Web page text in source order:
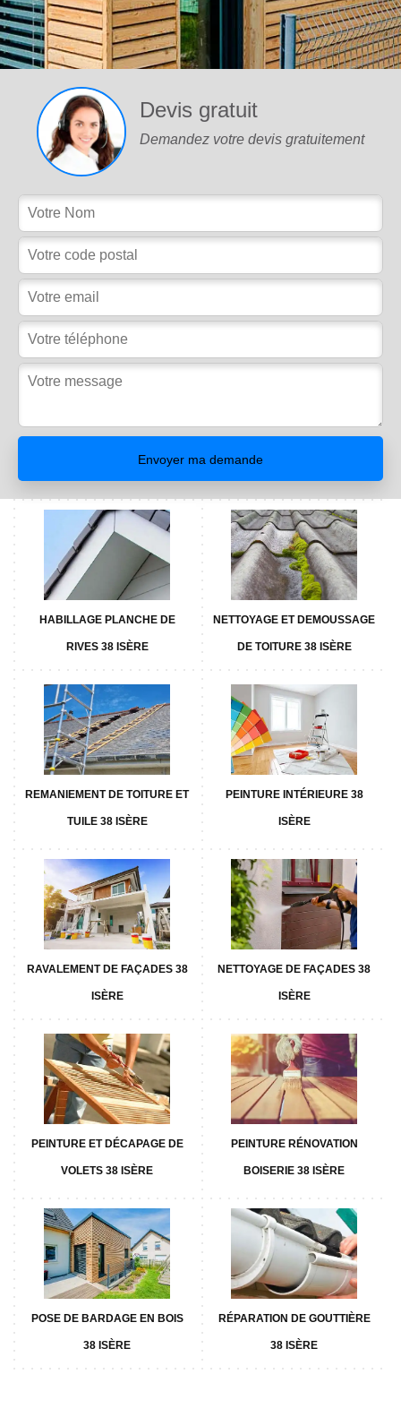
Devis gratuit
Demandez votre devis gratuitement
HABILLAGE PLANCHE DE
RIVES 38 ISÈRE
NETTOYAGE ET DEMOUSSAGE
DE TOITURE 38 ISÈRE
REMANIEMENT DE TOITURE ET
TUILE 38 ISÈRE
PEINTURE INTÉRIEURE 38
ISÈRE
RAVALEMENT DE FAÇADES 38
ISÈRE
NETTOYAGE DE FAÇADES 38
ISÈRE
PEINTURE ET DÉCAPAGE DE
VOLETS 38 ISÈRE
PEINTURE RÉNOVATION
BOISERIE 38 ISÈRE
POSE DE BARDAGE EN BOIS
38 ISÈRE
RÉPARATION DE GOUTTIÈRE
38 ISÈRE